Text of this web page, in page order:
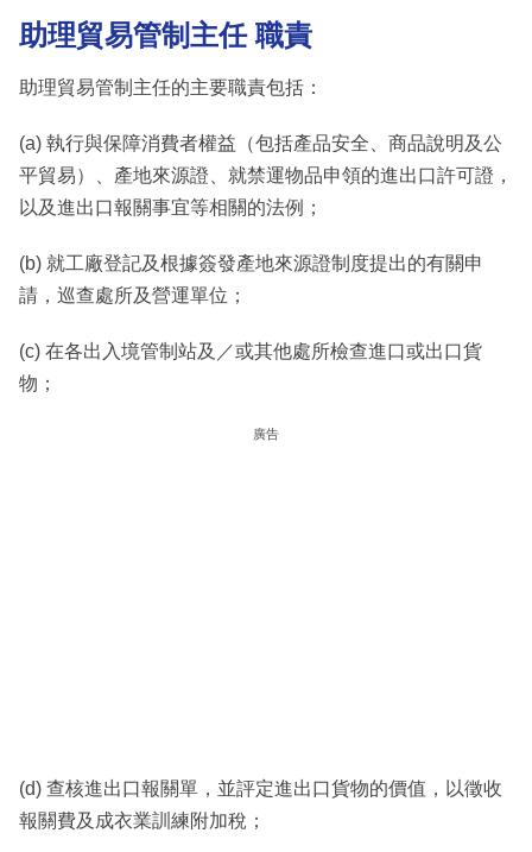
助理貿易管制主任 職責
助理貿易管制主任的主要職責包括：
(a) 執行與保障消費者權益（包括產品安全、商品說明及公
平貿易）、產地來源證、就禁運物品申領的進出口許可證，
以及進出口報關事宜等相關的法例；
(b) 就工廠登記及根據簽發產地來源證制度提出的有關申
請，巡查處所及營運單位；
(c) 在各出入境管制站及／或其他處所檢查進口或出口貨
物；
廣告
(d) 查核進出口報關單，並評定進出口貨物的價值，以徵收
報關費及成衣業訓練附加稅；